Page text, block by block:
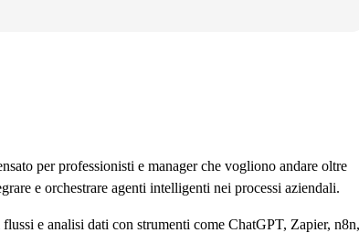
per professionisti e manager che vogliono andare oltre
e orchestrare agenti intelligenti nei processi aziendali.
e analisi dati con strumenti come ChatGPT, Zapier, n8n,